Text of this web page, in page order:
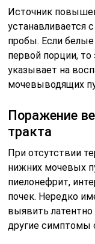
Источник
устанавливается
пробы. Если
первой порции, то
указывает на
мочевыводящих
Поражение
тракта
При отсутствии
нижних мочевых
пиелонефрит,
почек. Нередко
выявить
другие симптомы